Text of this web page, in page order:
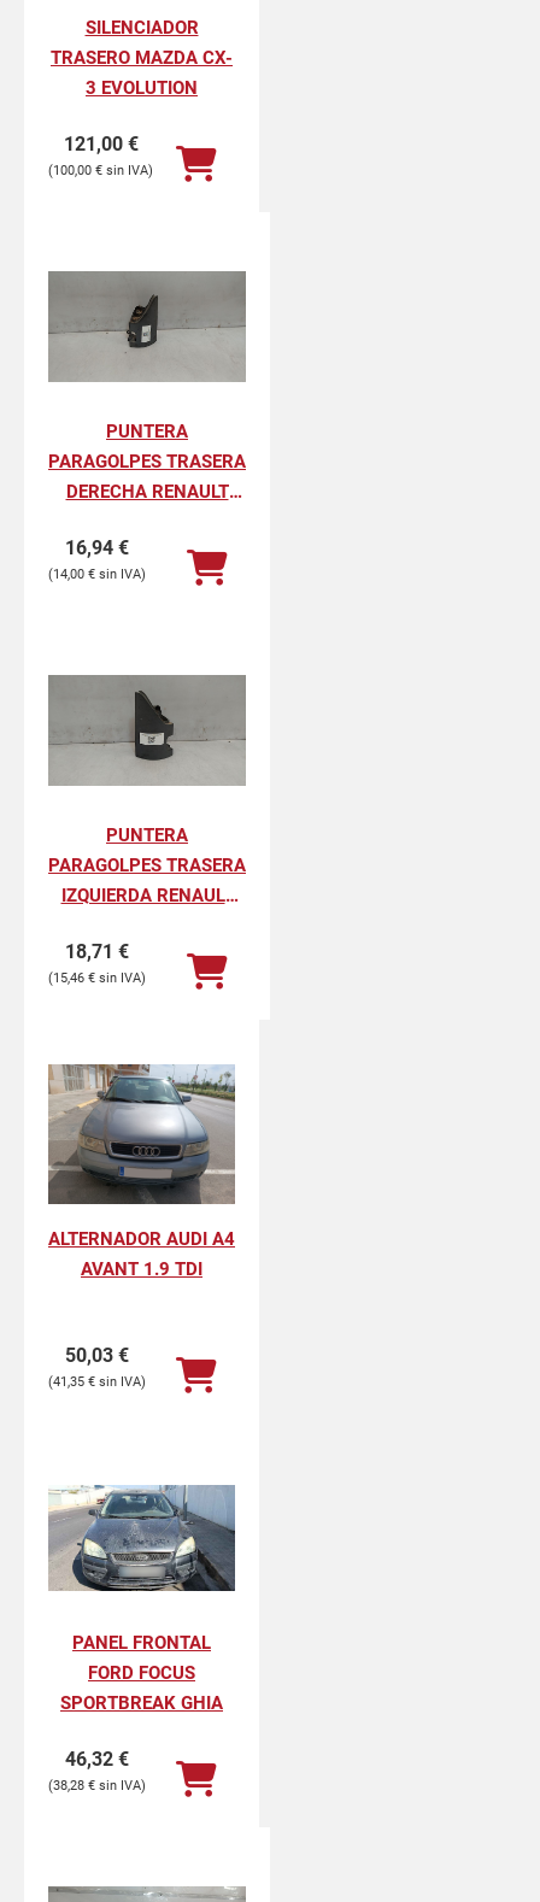
SILENCIADOR
TRASERO MAZDA CX-
3 EVOLUTION
121,00 €
100,00 €
PUNTERA
PARAGOLPES TRASERA
DERECHA RENAULT
PROFESIONAL
16,94 €
14,00 €
PUNTERA
PARAGOLPES TRASERA
IZQUIERDA RENAULT
PROFESIONAL
18,71 €
15,46 €
ALTERNADOR AUDI A4
AVANT 1.9 TDI
50,03 €
41,35 €
PANEL FRONTAL
FORD FOCUS
SPORTBREAK GHIA
46,32 €
38,28 €